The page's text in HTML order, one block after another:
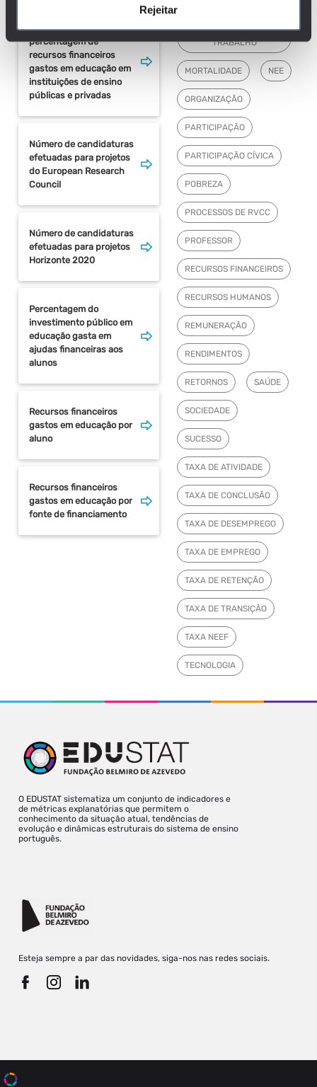
Rejeitar
Evolução da
percentagem de
recursos financeiros
gastos em educação em
instituições de ensino
públicas e privadas
Número de candidaturas
efetuadas para projetos
do European Research
Council
Número de candidaturas
efetuadas para projetos
Horizonte 2020
Percentagem do
investimento público em
educação gasta em
ajudas financeiras aos
alunos
Recursos financeiros
gastos em educação por
aluno
Recursos financeiros
gastos em educação por
fonte de financiamento
MERCADO DE
TRABALHO
MORTALIDADE NEE
ORGANIZAÇÃO
PARTICIPAÇÃO
PARTICIPAÇÃO CÍVICA
POBREZA
PROCESSOS DE RVCC
PROFESSOR
RECURSOS FINANCEIROS
RECURSOS HUMANOS
REMUNERAÇÃO
RENDIMENTOS
RETORNOS SAÚDE
SOCIEDADE
SUCESSO
TAXA DE ATIVIDADE
TAXA DE CONCLUSÃO
TAXA DE DESEMPREGO
TAXA DE EMPREGO
TAXA DE RETENÇÃO
TAXA DE TRANSIÇÃO
TAXA NEEF
TECNOLOGIA
O EDUSTAT sistematiza um conjunto de indicadores e
de métricas explanatórias que permitem o
conhecimento da situação atual, tendências de
evolução e dinâmicas estruturais do sistema de ensino
português.
Esteja sempre a par das novidades, siga-nos nas redes sociais.